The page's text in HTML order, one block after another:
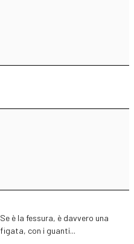
Se è la fessura, è davvero una
figata, con i guanti...